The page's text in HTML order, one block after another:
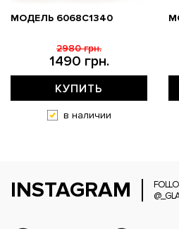
МОДЕЛЬ 6068C1340
1490 грн.
2980 грн.
КУПИТЬ
в наличии
INSTAGRAM